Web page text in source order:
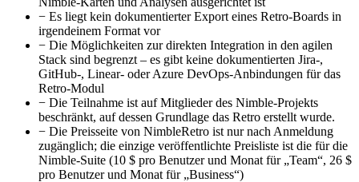
− Es liegt kein dokumentierter Export eines Retro-Boards in
irgendeinem Format vor
− Die Möglichkeiten zur direkten Integration in den agilen
Stack sind begrenzt – es gibt keine dokumentierten Jira-,
GitHub-, Linear- oder Azure DevOps-Anbindungen für das
Retro-Modul
− Die Teilnahme ist auf Mitglieder des Nimble-Projekts
beschränkt, auf dessen Grundlage das Retro erstellt wurde.
− Die Preisseite von NimbleRetro ist nur nach Anmeldung
zugänglich; die einzige veröffentlichte Preisliste ist die für die
Nimble-Suite (10 $ pro Benutzer und Monat für „Team“, 26 $
pro Benutzer und Monat für „Business“)